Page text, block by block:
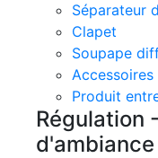
Séparateur
Clapet
Soupape
Accessoires
Produit
Régulation
d'ambiance